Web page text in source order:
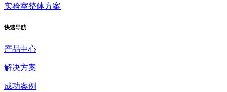
实验室整体方案
快速导航
产品中心
解决方案
成功案例